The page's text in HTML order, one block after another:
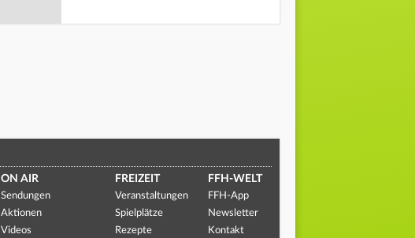
ON AIR
Sendungen
Aktionen
Videos
FREIZEIT
Veranstaltungen
Spielplätze
Rezepte
FFH-WELT
FFH-App
Newsletter
Kontakt